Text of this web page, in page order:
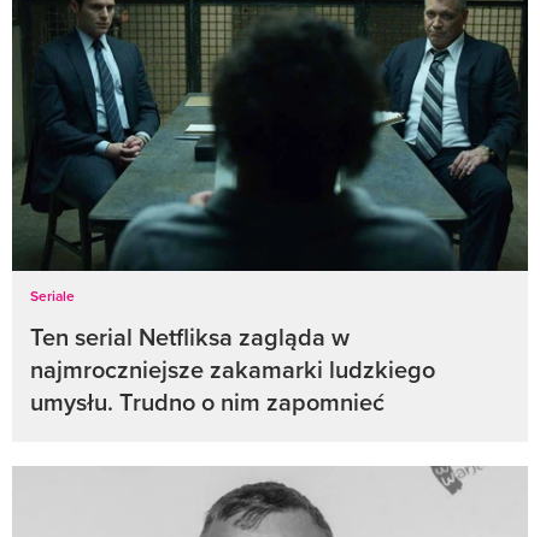
Seriale
Ten serial Netfliksa zagląda w
najmroczniejsze zakamarki ludzkiego
umysłu. Trudno o nim zapomnieć